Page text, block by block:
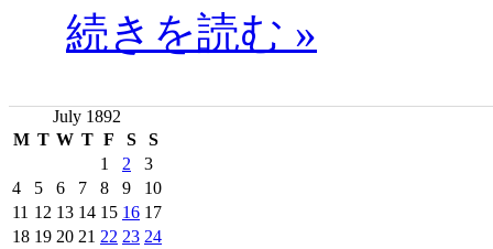
続きを読む »
July 1892
M T W T F S S
1 2
3
4
5 6 7 8 9
10
11 12 13 14 15 16 17
18 19 20 21 22 23 24